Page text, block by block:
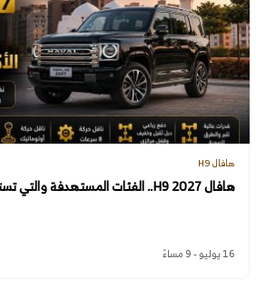
هافال H9
هافال H9 2027.. الفئات المستهدفة والتي تستفيد أكثر من قدراتها
16 يوليو - 9 مساءً